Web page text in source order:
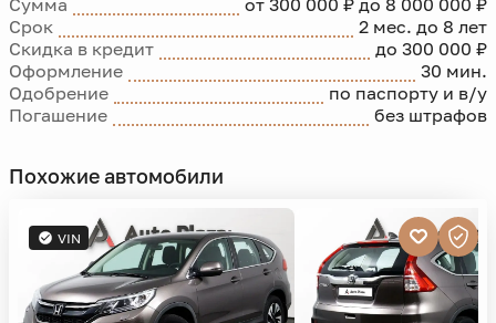
Сумма
от 300 000 ₽ до 8 000 000 ₽
Срок
2 мес. до 8 лет
Скидка в кредит
до 300 000 ₽
Оформление
30 мин.
Одобрение
по паспорту и в/у
Погашение
без штрафов
Похожие автомобили
VIN